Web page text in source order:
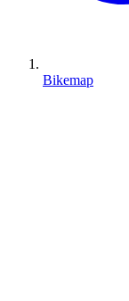
Bikemap